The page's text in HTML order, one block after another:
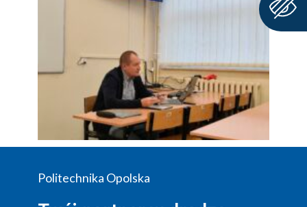
Politechnika Opolska